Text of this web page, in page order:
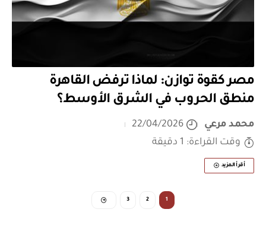
مصر كقوة توازن: لماذا ترفض القاهرة
منطق الحروب في الشرق الأوسط؟
محمد مرعي
22/04/2026
وقت القراءة: 1 دقيقة
أقرأ المزيد